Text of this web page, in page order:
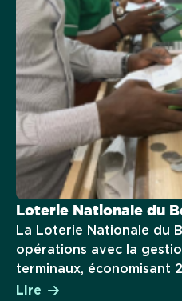
Loterie Nationale du
La Loterie Nationale du
opérations avec la
terminaux, économisant
Lire